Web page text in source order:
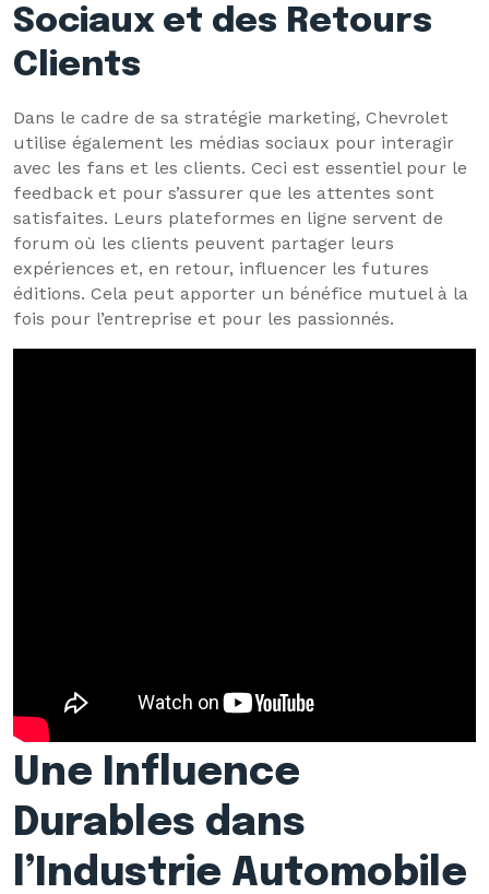
Sociaux et des Retours
Clients
Dans le cadre de sa stratégie marketing, Chevrolet
utilise également les médias sociaux pour interagir
avec les fans et les clients. Ceci est essentiel pour le
feedback et pour s’assurer que les attentes sont
satisfaites. Leurs plateformes en ligne servent de
forum où les clients peuvent partager leurs
expériences et, en retour, influencer les futures
éditions. Cela peut apporter un bénéfice mutuel à la
fois pour l’entreprise et pour les passionnés.
Une Influence
Durables dans
l’Industrie Automobile